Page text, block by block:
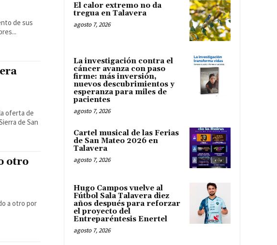
de sus
oferta de
de San
otro
a otro por
El calor extremo no da
tregua en Talavera
agosto 7, 2026
La investigación contra el
cáncer avanza con paso
firme: más inversión,
nuevos descubrimientos y
esperanza para miles de
pacientes
agosto 7, 2026
Cartel musical de las Ferias
de San Mateo 2026 en
Talavera
agosto 7, 2026
Hugo Campos vuelve al
Fútbol Sala Talavera diez
años después para reforzar
el proyecto del
Entreparéntesis Enertel
agosto 7, 2026